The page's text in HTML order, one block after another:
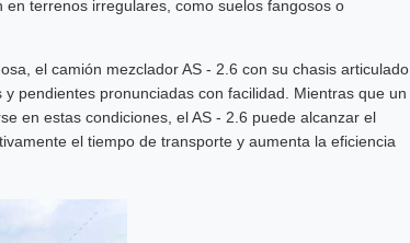
terrenos irregulares, como suelos fangosos o
el camión mezclador AS - 2.6 con su chasis articulado
pendientes pronunciadas con facilidad. Mientras que un
en estas condiciones, el AS - 2.6 puede alcanzar el
el tiempo de transporte y aumenta la eficiencia